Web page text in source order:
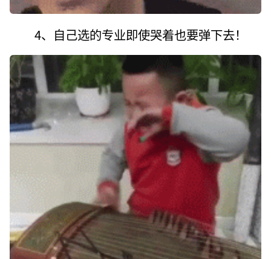
4、自己选的专业即使哭着也要弹下去！